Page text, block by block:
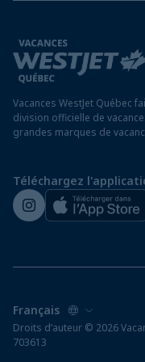
Hôtels au Panama
Hôtels à Saint-Martin
Rapport sur l’esclavage
Avis aux voyageurs
Exigences d’entrée à
Assurez vos vacances
Voyager depuis un
Salle de presse de
Vacances WestJet Québec
division officielle de
grandes marques de
Téléchargez
Droits d‘auteur © 2026
703613